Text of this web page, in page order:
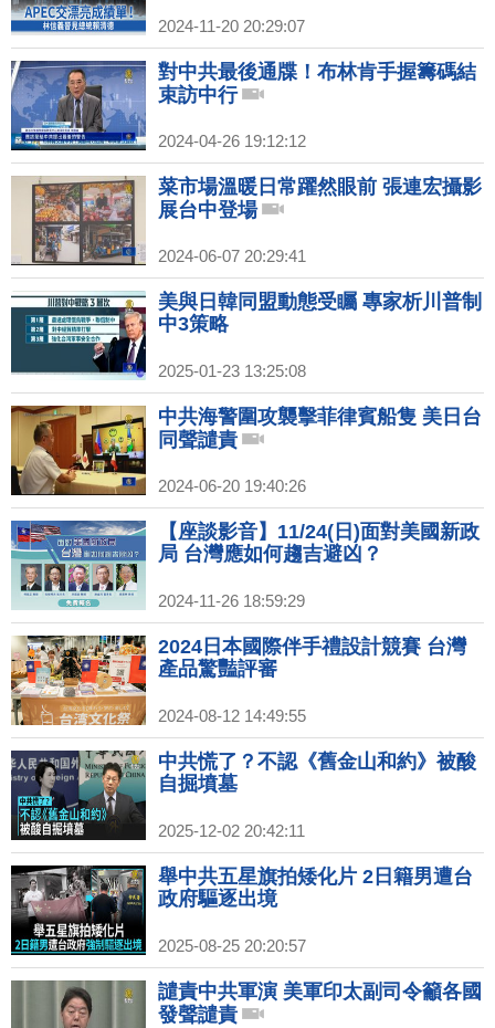
2024-11-20 20:29:07
對中共最後通牒！布林肯手握籌碼結
束訪中行
2024-04-26 19:12:12
菜市場溫暖日常躍然眼前 張連宏攝影
展台中登場
2024-06-07 20:29:41
美與日韓同盟動態受矚 專家析川普制
中3策略
2025-01-23 13:25:08
中共海警圍攻襲擊菲律賓船隻 美日台
同聲譴責
2024-06-20 19:40:26
【座談影音】11/24(日)面對美國新政
局 台灣應如何趨吉避凶？
2024-11-26 18:59:29
2024日本國際伴手禮設計競賽 台灣
產品驚豔評審
2024-08-12 14:49:55
中共慌了？不認《舊金山和約》被酸
自掘墳墓
2025-12-02 20:42:11
舉中共五星旗拍矮化片 2日籍男遭台
政府驅逐出境
2025-08-25 20:20:57
譴責中共軍演 美軍印太副司令籲各國
發聲譴責